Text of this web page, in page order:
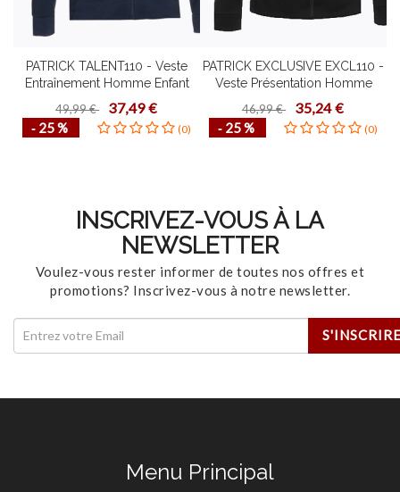
PATRICK TALENT110 - Veste
Entraînement Homme Enfant
Confortable Mode de Vie
Fonctionnel Plusieurs Couleurs
Tailles Design Contemporain
49,99 € 37,49 €
‐ 25 % (0)
PATRICK EXCLUSIVE EXCL110 -
Veste Présentation Homme
Enfant Design Contemporain
Plusieurs Couleurs Tailles
Confortable Mode de Vie
46,99 € 35,24 €
‐ 25 % (0)
INSCRIVEZ-VOUS À LA
NEWSLETTER
Voulez-vous rester informer de toutes nos offres et
promotions? Inscrivez-vous à notre newsletter.
Menu Principal